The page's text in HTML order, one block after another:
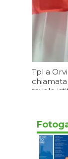
Tpl a
tavolo